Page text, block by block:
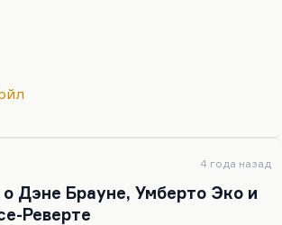
случай — это Холмс. И Холмс,
более религиозная фигура в
нежели религиозный сыщик
воплощает не столько
сколько странное,
Честертона о
изображён у Честертона,— это
безусловно, и протагонист, но
4 года назад
Дэне Брауне, Умберто Эко и
Реверте